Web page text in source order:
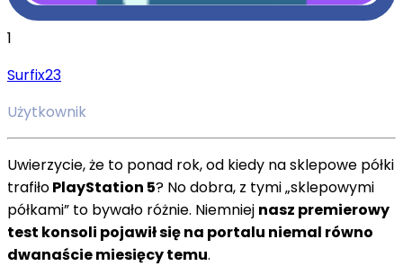
1
Surfix23
Użytkownik
Uwierzycie, że to ponad rok, od kiedy na sklepowe półki
trafiłoPlayStation 5? No dobra, z tymi „sklepowymi
półkami” to bywało różnie. Niemniej nasz premierowy
test konsoli pojawił się na portalu niemal równo
dwanaście miesięcy temu.